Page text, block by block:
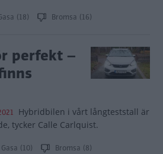
(18) Bromsa (16)
perfekt –
Hybridbilen i vårt långteststall är
tycker Calle Carlquist.
Gasa (10) Bromsa (8)